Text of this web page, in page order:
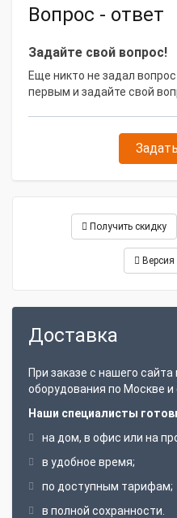
Вопрос - ответ
Задайте свой вопрос!
Еще никто не задал
первым и задайте свой
Получить скидку
Доставка
При заказе с нашего
оборудования по Москве и
Наши специалисты
на дом, в офис или на
в удобное время;
по доступным тарифам;
в полной сохранности.